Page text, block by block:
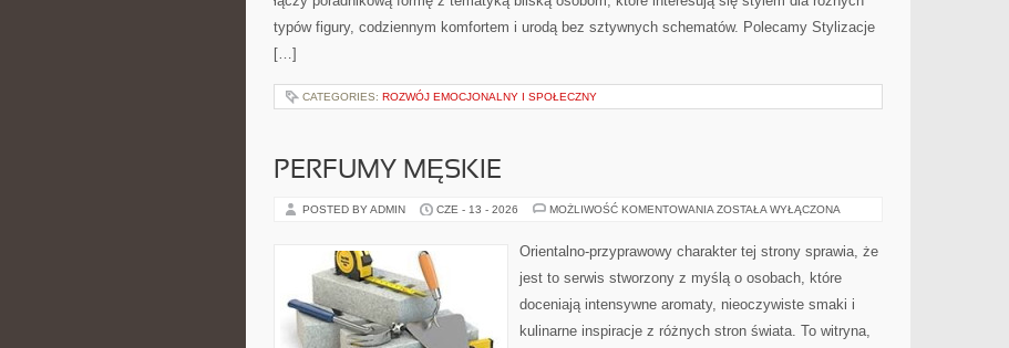
typów figury, codziennym komfortem i urodą bez sztywnych schematów. Polecamy Stylizacje
[…]
CATEGORIES: ROZWÓJ EMOCJONALNY I SPOŁECZNY
PERFUMY MĘSKIE
POSTED BY ADMIN CZE - 13 - 2026 MOŻLIWOŚĆ KOMENTOWANIA PERFUMY
ZOSTAŁA WYŁĄCZONA
Orientalno-przyprawowy charakter tej strony sprawia, że
jest to serwis stworzony z myślą o osobach, które
doceniają intensywne aromaty, nieoczywiste smaki i
kulinarne inspiracje z różnych stron świata. To witryna,